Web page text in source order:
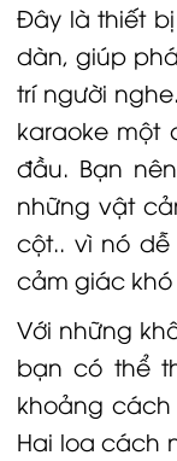
Đây là thiết
dàn, giúp
trí người
karaoke một
đầu. Bạn
những vật
cột.. vì nó
cảm giác khó
Với những
bạn có thể
khoảng cách
Hai loa cách